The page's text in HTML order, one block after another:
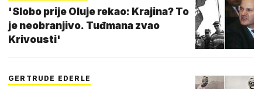
'Slobo prije Oluje rekao: Krajina? To
je neobranjivo. Tuđmana zvao
Krivousti'
GERTRUDE EDERLE